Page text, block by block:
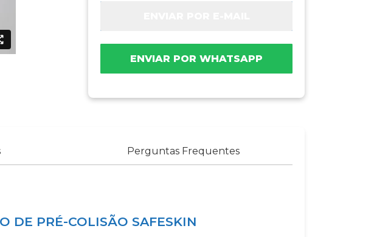
ENVIAR POR WHATSAPP
Perguntas Frequentes
DE PRÉ-COLISÃO SAFESKIN